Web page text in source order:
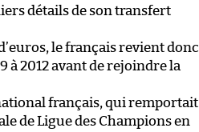
détails de son transfert
le français revient donc
à 2012 avant de rejoindre la
français, qui remportait
de Ligue des Champions en